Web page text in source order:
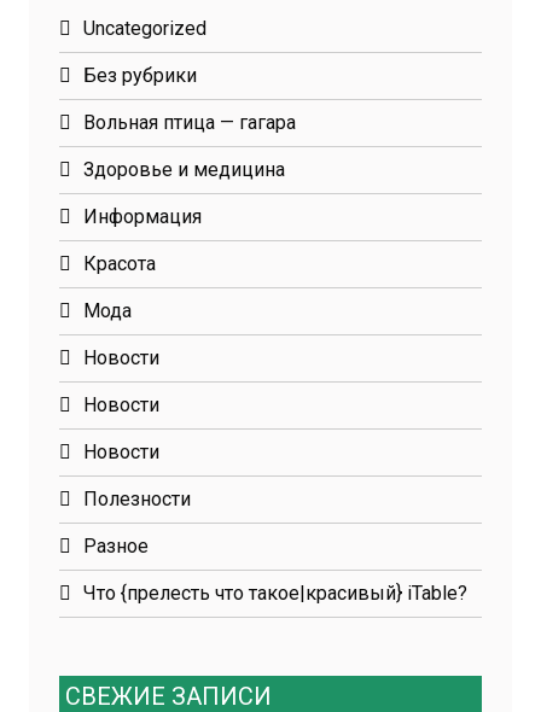
Uncategorized
Без рубрики
Вольная птица — гагара
Здоровье и медицина
Информация
Красота
Мода
Новости
Новости
Новости
Полезности
Разное
Что {прелесть что такое|красивый} iTable?
СВЕЖИЕ ЗАПИСИ